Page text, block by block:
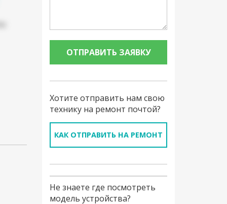
Хотите отправить нам свою
технику на ремонт почтой?
КАК ОТПРАВИТЬ НА РЕМОНТ
Не знаете где посмотреть
модель устройства?